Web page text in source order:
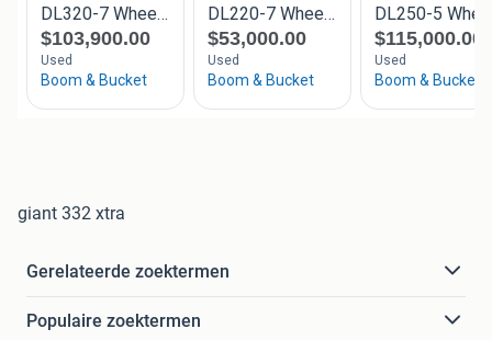
giant 332 xtra
Gerelateerde zoektermen
Populaire zoektermen